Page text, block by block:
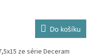
Do košíku
ze série Deceram